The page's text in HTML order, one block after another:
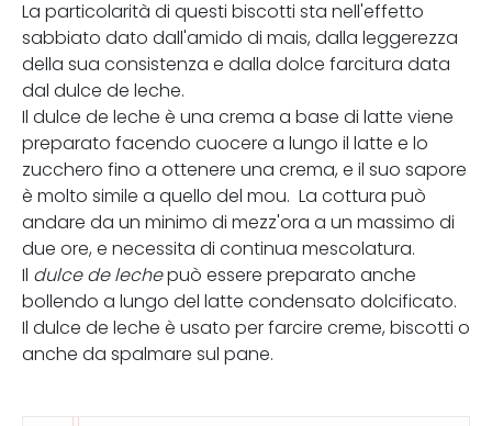
La particolarità di questi biscotti sta nell'effetto
sabbiato dato dall'amido di mais, dalla leggerezza
della sua consistenza e dalla dolce farcitura data
dal dulce de leche.
Il dulce de leche è una crema a base di latte viene
preparato facendo cuocere a lungo il latte e lo
zucchero fino a ottenere una crema, e il suo sapore
è molto simile a quello del mou. La cottura può
andare da un minimo di mezz'ora a un massimo di
due ore, e necessita di continua mescolatura.
Il dulce de lechepuò essere preparato anche
bollendo a lungo del latte condensato dolcificato.
Il dulce de leche è usato per farcire creme, biscotti o
anche da spalmare sul pane.